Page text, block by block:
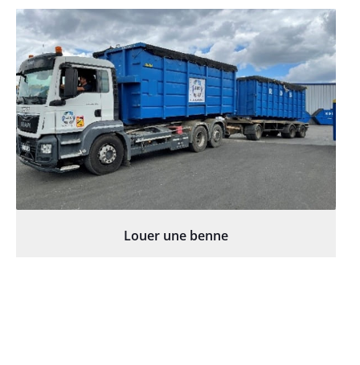
Louer une benne